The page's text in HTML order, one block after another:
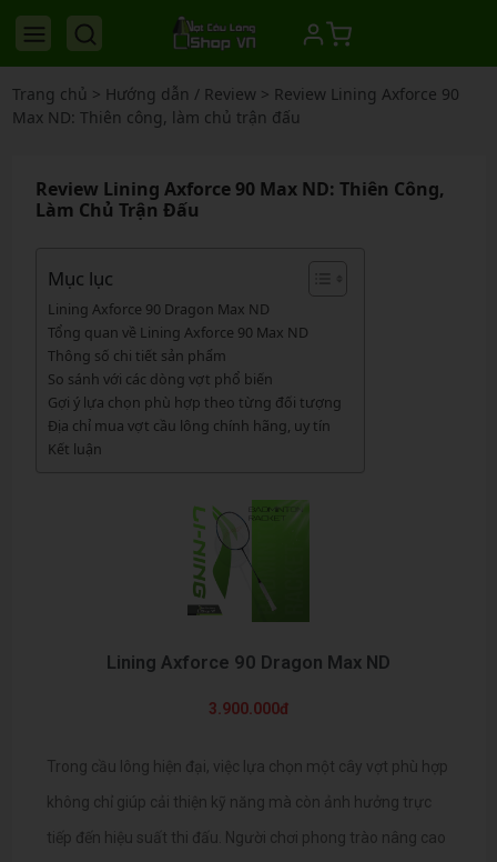
Trang chủ > Hướng dẫn / Review> Review Lining Axforce 90
Max ND: Thiên công, làm chủ trận đấu
Review Lining Axforce 90 Max ND: Thiên Công,
Làm Chủ Trận Đấu
Mục lục
Lining Axforce 90 Dragon Max ND
Tổng quan về Lining Axforce 90 Max ND
Thông số chi tiết sản phẩm
So sánh với các dòng vợt phổ biến
Gợi ý lựa chọn phù hợp theo từng đối tượng
Địa chỉ mua vợt cầu lông chính hãng, uy tín
Kết luận
Lining Axforce 90 Dragon Max ND
3.900.000đ
Trong cầu lông hiện đại, việc lựa chọn một cây vợt phù hợp
không chỉ giúp cải thiện kỹ năng mà còn ảnh hưởng trực
tiếp đến hiệu suất thi đấu. Người chơi phong trào nâng cao